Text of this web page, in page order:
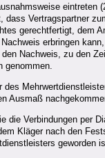
eintreten
Vertragspartner
gerechtfertigt,
erbringen
Nachweis, zu den
genommen.
Ausmaß
Verbindungen per
Kläger nach den
geworden